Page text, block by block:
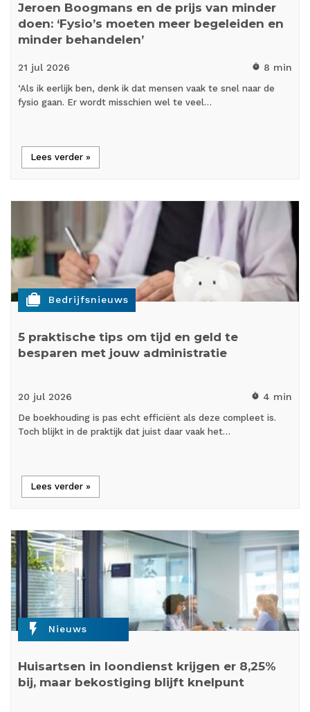
Jeroen Boogmans en de prijs van minder
doen: ‘Fysio’s moeten meer begeleiden en
minder behandelen’
21 jul 2026 timer 8 min
‘Als ik eerlijk ben, denk ik dat mensen vaak te snel naar de
fysio gaan. Er wordt misschien wel te veel…
Lees verder »
cases Bedrijfsnieuws
5 praktische tips om tijd en geld te
besparen met jouw administratie
20 jul 2026 timer 4 min
De boekhouding is pas echt efficiënt als deze compleet is.
Toch blijkt in de praktijk dat juist daar vaak het…
Lees verder »
flash_on Nieuws
Huisartsen in loondienst krijgen er 8,25%
bij, maar bekostiging blijft knelpunt